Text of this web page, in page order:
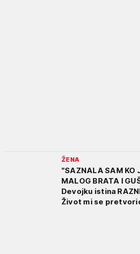
ŽENA
"SAZNALA SAM KO
MALOG BRATA I
Devojku istina
Život mi se